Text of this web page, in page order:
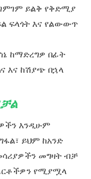
ይልቅ የቅድሚያ
ፍላጎት እና የልውውጥ
ከማድረግዎ በፊት
እና ከሽያጭ በኋላ
እንዲሁም
ይህም ከአንድ
መግዛት ብቻ
የሚያሟላ